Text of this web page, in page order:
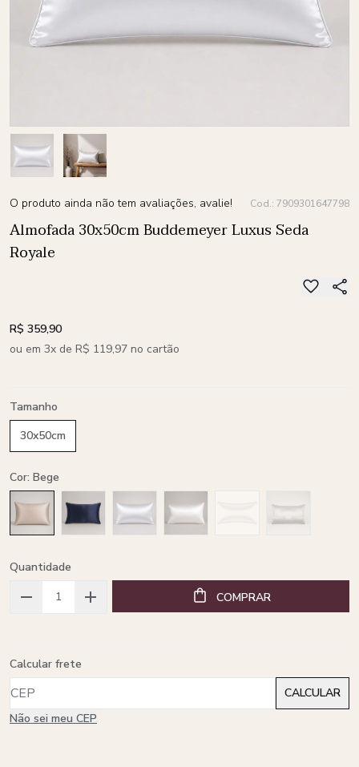
O produto ainda não tem avaliações, avalie! Cod.: 7909301647798
Almofada 30x50cm Buddemeyer Luxus Seda
Royale
R$ 359,90
ou em 3x de R$ 119,97 no cartão
Tamanho
30x50cm
Cor: Bege
Quantidade
COMPRAR
Calcular frete
Não sei meu CEP